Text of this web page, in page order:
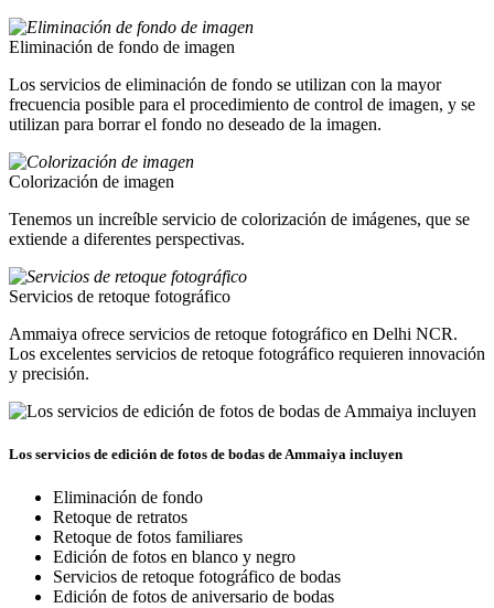
Eliminación de fondo de imagen
Los servicios de eliminación de fondo se utilizan con la mayor
frecuencia posible para el procedimiento de control de imagen, y se
utilizan para borrar el fondo no deseado de la imagen.
Colorización de imagen
Tenemos un increíble servicio de colorización de imágenes, que se
extiende a diferentes perspectivas.
Servicios de retoque fotográfico
Ammaiya ofrece servicios de retoque fotográfico en Delhi NCR.
Los excelentes servicios de retoque fotográfico requieren innovación
y precisión.
Los servicios de edición de fotos de bodas de Ammaiya incluyen
Eliminación de fondo
Retoque de retratos
Retoque de fotos familiares
Edición de fotos en blanco y negro
Servicios de retoque fotográfico de bodas
Edición de fotos de aniversario de bodas